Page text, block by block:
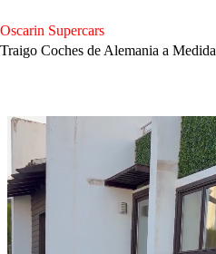
al
contenido
Oscarin Supercars
Traigo Coches de Alemania a Medida